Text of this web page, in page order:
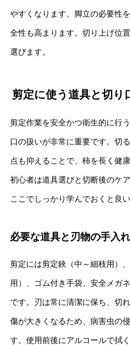
やすくなります。脚立の必要性
全性も高まります。切り上げ位
選びます。
剪定に使う道具と切り
剪定作業を安全かつ衛生的に行
口の扱いが非常に重要です。切
点も抑えることで、柿を長く健
初心者は道具選びと切断後のケ
ここでしっかり学んでおくと良い
必要な道具と刃物の手入れ
剪定には剪定鋏（中～細枝用）
用）、ゴム付き手袋、安全メガ
です。刃は常に清潔に保ち、切
傷が大きくなるため、病害虫の
す。使用前後にアルコールで拭